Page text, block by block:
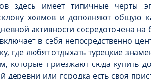
здесь имеет типичные черты
холмов и дополняют общую
активности сосредоточена на
в себя непосредственно
где любят отдыхать турецкие
которые приезжают сюда купить
деревни или городка есть своя